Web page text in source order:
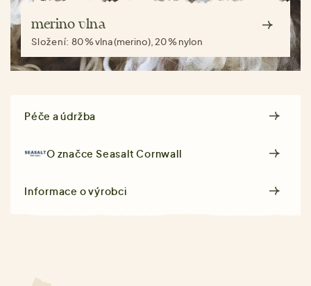
merino vlna
Složení:80 % vlna (merino), 20 % nylon
Péče a údržba
O značceSeasalt Cornwall
Informace o výrobci